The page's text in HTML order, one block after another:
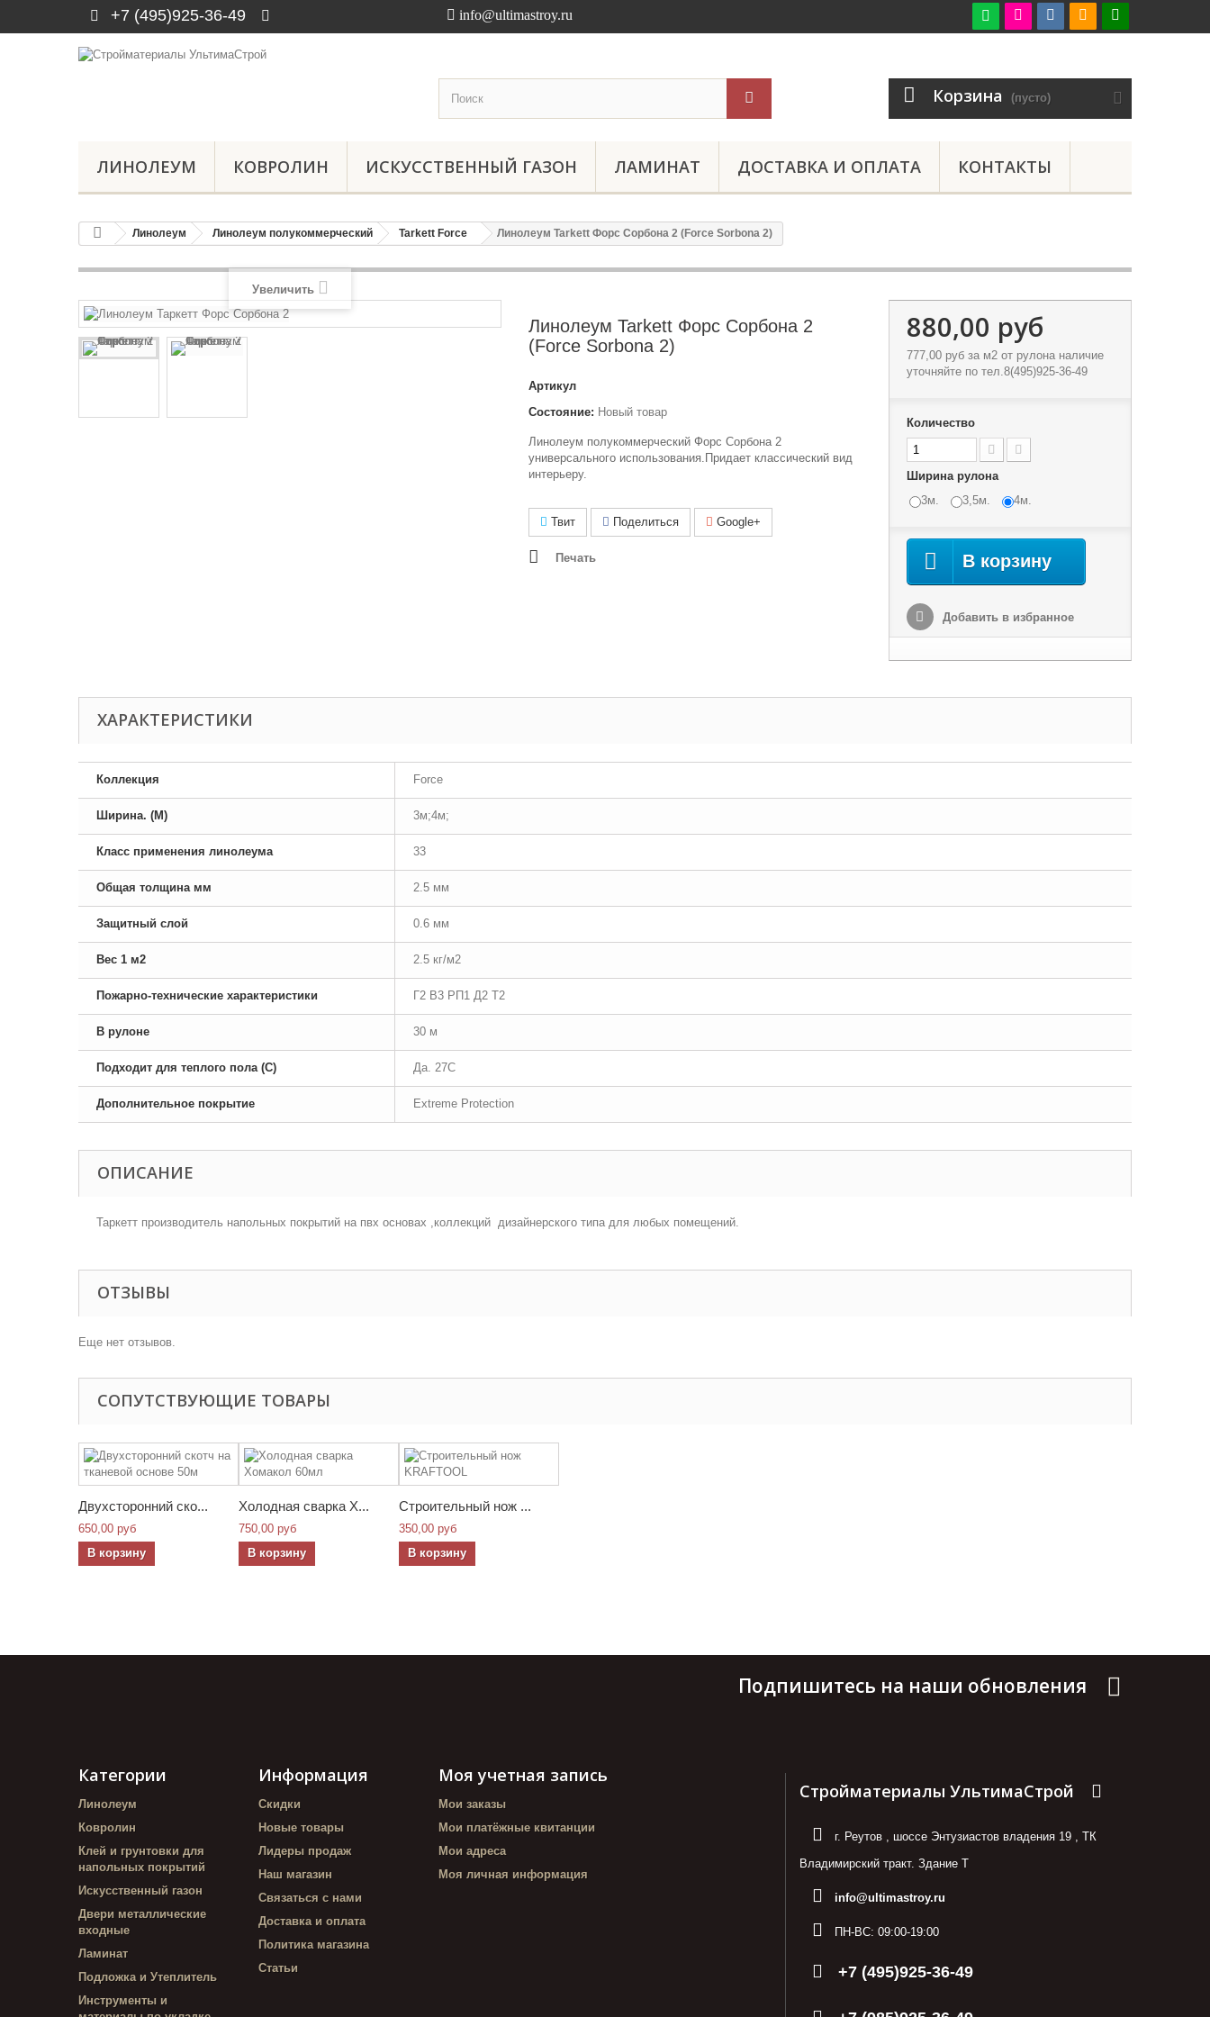
+7 (495)925-36-49 
info@ultimastroy.ru
Корзина (пусто)
ЛИНОЛЕУМ КОВРОЛИН ИСКУССТВЕННЫЙ ГАЗОН ЛАМИНАТ ДОСТАВКА И ОПЛАТА КОНТАКТЫ
Линолеум Линолеум полукоммерческий Tarkett Force Линолеум Tarkett Форс Сорбона 2 (Force Sorbona 2)
Увеличить
Линолеум Tarkett Форс Сорбона 2
(Force Sorbona 2)
Артикул
Состояние: Новый товар
Линолеум полукоммерческий Форс Сорбона 2
универсального использования.Придает классический вид
интерьеру.
Твит Поделиться Google+
Печать
880,00 руб
777,00 рубза м2 от рулона наличие
уточняйте по тел.8(495)925-36-49
Количество
Ширина рулона
3м.
3,5м. 4м.
В корзину
Добавить в избранное
ХАРАКТЕРИСТИКИ
Коллекция Force
Ширина. (М) 3м;4м;
Класс применения линолеума 33
Общая толщина мм 2.5 мм
Защитный слой 0.6 мм
Вес 1 м2 2.5 кг/м2
Пожарно-технические характеристики Г2 В3 РП1 Д2 Т2
В рулоне 30 м
Подходит для теплого пола (С) Да. 27С
Дополнительное покрытие Extreme Protection
ОПИСАНИЕ
Таркетт производитель напольных покрытий на пвх основах ,коллекций дизайнерского типа для любых помещений.
ОТЗЫВЫ
Еще нет отзывов.
СОПУТСТВУЮЩИЕ ТОВАРЫ
Двухсторонний ско...
650,00 руб
В корзину
Холодная сварка Х...
750,00 руб
В корзину
Строительный нож ...
350,00 руб
В корзину
Подпишитесь на наши обновления
Категории
Линолеум
Ковролин
Клей и грунтовки для
напольных покрытий
Искусственный газон
Двери металлические
входные
Ламинат
Подложка и Утеплитель
Инструменты и
Информация
Скидки
Новые товары
Лидеры продаж
Наш магазин
Связаться с нами
Доставка и оплата
Политика магазина
Статьи
Моя учетная запись
Мои заказы
Мои платёжные квитанции
Мои адреса
Моя личная информация
Стройматериалы УльтимаСтрой
г. Реутов, шоссе Энтузиастов владения 19, ТК
Владимирский тракт. Здание Т
info@ultimastroy.ru
ПН-ВС: 09:00-19:00
+7 (495)925-36-49